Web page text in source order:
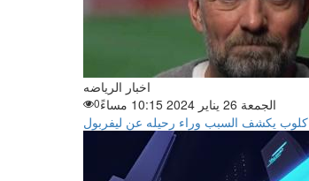
اخبار الرياضه
الجمعة 26 يناير 2024 10:15 مساءً
0
كلوب يكشف السبب وراء رحيله عن ليفربول